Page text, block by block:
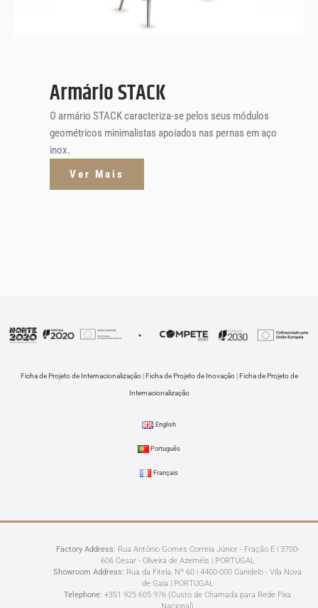
Armário STACK
O armário STACK caracteriza-se pelos seus módulos
geométricos minimalistas apoiados nas pernas em aço
inox.
Ver Mais
Ficha de Projeto de Internacionalização|Ficha de Projeto de Inovação|Ficha de Projeto de
Internacionalização
English
Português
Français
Factory Address: Rua António Gomes Correia Júnior - Fração E | 3700-
606 Cesar - Oliveira de Azeméis | PORTUGAL
Showroom Address: Rua da Fitela, Nº 60 | 4400-000 Canidelo - Vila Nova
de Gaia | PORTUGAL
Telephone: +351 925 605 976 (Custo de Chamada para Rede Fixa